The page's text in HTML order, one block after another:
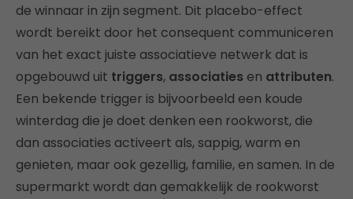
de winnaar in zijn segment. Dit placebo-effect
wordt bereikt door het consequent communiceren
van het exact juiste associatieve netwerk dat is
opgebouwd uit triggers, associaties en attributen.
Een bekende trigger is bijvoorbeeld een koude
winterdag die je doet denken een rookworst, die
dan associaties activeert als, sappig, warm en
genieten, maar ook gezellig, familie, en samen. In de
supermarkt wordt dan gemakkelijk de rookworst